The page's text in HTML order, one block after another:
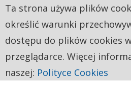
Ta strona używa plików
określić warunki
dostępu do plików cookies
przeglądarce. Więcej
naszej: Polityce Cookies